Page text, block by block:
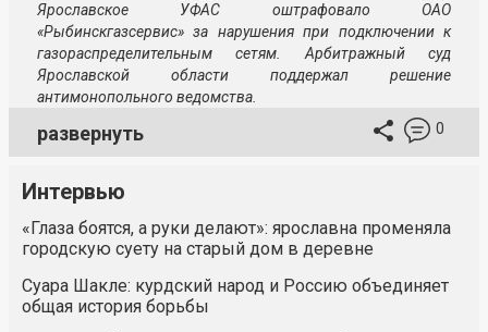
Ярославское УФАС оштрафовало ОАО
«Рыбинскгазсервис» за нарушения при подключении к
газораспределительным сетям. Арбитражный суд
Ярославской области поддержал решение
антимонопольного ведомства.
развернуть 0
Интервью
«Глаза боятся, а руки делают»: ярославна променяла
городскую суету на старый дом в деревне
Суара Шакле: курдский народ и Россию объединяет
общая история борьбы